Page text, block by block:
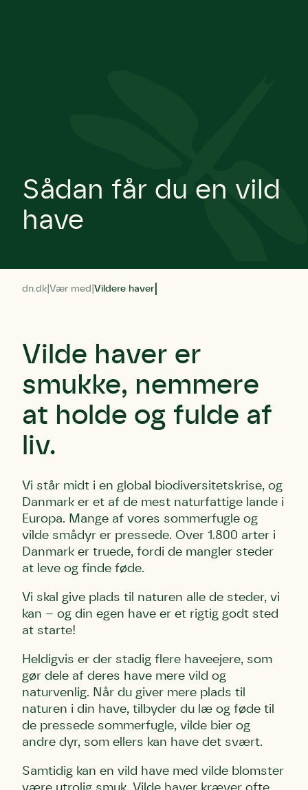
Sådan får du en vild
have
dn.dk Vær med Vildere haver
Vilde haver er
smukke, nemmere
at holde og fulde af
liv.
Vi står midt i en global biodiversitetskrise, og
Danmark er et af de mest naturfattige lande i
Europa. Mange af vores sommerfugle og
vilde smådyr er pressede. Over 1.800 arter i
Danmark er truede, fordi de mangler steder
at leve og finde føde.
Vi skal give plads til naturen alle de steder, vi
kan – og din egen have er et rigtig godt sted
at starte!
Heldigvis er der stadig flere haveejere, som
gør dele af deres have mere vild og
naturvenlig. Når du giver mere plads til
naturen i din have, tilbyder du læ og føde til
de pressede sommerfugle, vilde bier og
andre dyr, som ellers kan have det svært.
Samtidig kan en vild have med vilde blomster